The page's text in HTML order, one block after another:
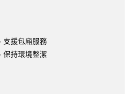
支援包廂服務
保持環境整潔